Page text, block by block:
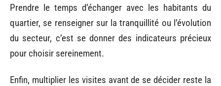
Prendre le temps d’échanger avec les habitants du
quartier, se renseigner sur la tranquillité ou l’évolution
du secteur, c’est se donner des indicateurs précieux
pour choisir sereinement.
Enfin, multiplier les visites avant de se décider reste la